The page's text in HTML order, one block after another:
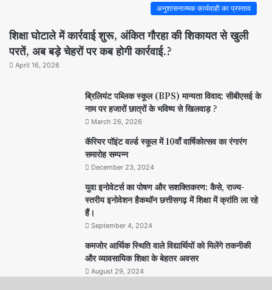
अनुशासनात्मक कार्यवाही का प्रस्ताव
शिक्षा घोटाले में कार्रवाई शुरू, अंकित गौरहा की शिकायत से खुली
परतें, अब बड़े चेहरों पर कब होगी कार्रवाई.?
April 16, 2026
ब्रिलियंट पब्लिक स्कूल (BPS) मान्यता विवाद: सीबीएसई के
नाम पर हजारों छात्रों के भविष्य से खिलवाड़ ?
March 26, 2026
कॅरियर पॉइंट वर्ल्ड स्कूल में 10वाँ वार्षिकोत्सव का रंगारंग
समारोह सम्पन्न
December 23, 2024
युवा इनोवेटर्स का पोषण और सशक्तिकरण: कैसे, राज्य-
स्तरीय इनोवेशन हैकथॉन छत्तीसगढ़ में शिक्षा में क्रांति ला रहे
हैं।
September 4, 2024
कमजोर आर्थिक स्थिति वाले विद्यार्थियों को मिलेंगे तकनीकी
और व्यावसायिक शिक्षा के बेहतर अवसर
August 29, 2024